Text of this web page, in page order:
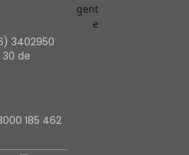
3402950
de
185 462